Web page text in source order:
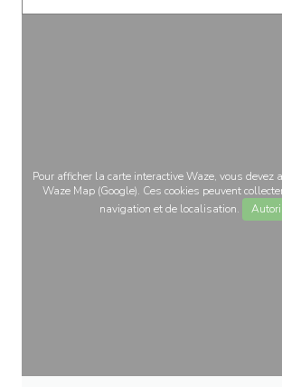
Pour afficher la carte interactive Waze, vous devez
Waze Map (Google). Ces cookies peuvent
navigation et de localisation.